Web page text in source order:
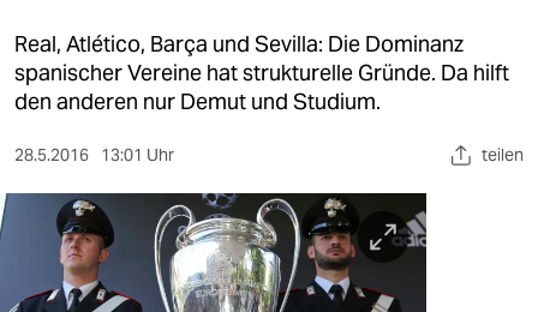
sport
berlin
nord
wahrheit
verlag
verlag
Real, Atlético, Barça und Sevilla: Die Dominanz
spanischer Vereine hat strukturelle Gründe. Da hilft
den anderen nur Demut und Studium.
28.5.2016 13:01 Uhr teilen